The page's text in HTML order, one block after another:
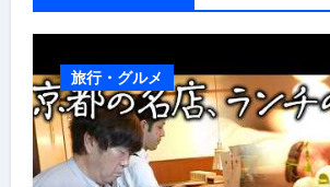
旅行・グルメ